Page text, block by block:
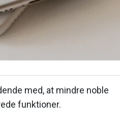
med, at mindre noble
funktioner.